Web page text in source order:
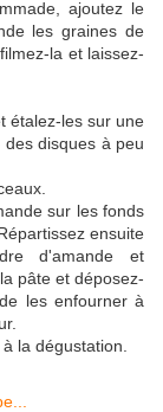
ajoutez le
les graines de
la et laissez-
étalez-les sur une
disques à peu
sur les fonds
ensuite
d'amande et
pâte et déposez-
les enfourner à
la dégustation.